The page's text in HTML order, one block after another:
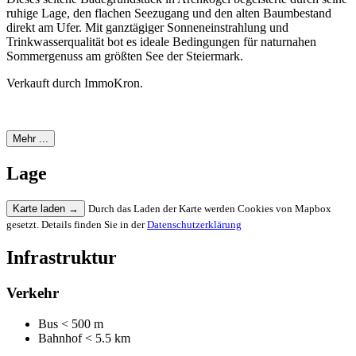
ruhige Lage, den flachen Seezugang und den alten Baumbestand
direkt am Ufer. Mit ganztägiger Sonneneinstrahlung und
Trinkwasserqualität bot es ideale Bedingungen für naturnahen
Sommergenuss am größten See der Steiermark.
Verkauft durch ImmoKron.
Mehr ...
Lage
Karte laden →
Durch das Laden der Karte werden Cookies von Mapbox
gesetzt. Details finden Sie in derDatenschutzerklärung
Infrastruktur
Verkehr
Bus < 500 m
Bahnhof< 5.5 km